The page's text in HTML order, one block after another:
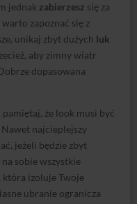
jednak zabierzesz się za
zapoznać się z
unikaj zbyt dużych luk
aby zimny wiatr
dopasowana
, pamiętaj, że look musi być
najcieplejszy
jeżeli będzie zbyt
sobie wszystkie
która izoluje Twoje
ubranie ogranicza